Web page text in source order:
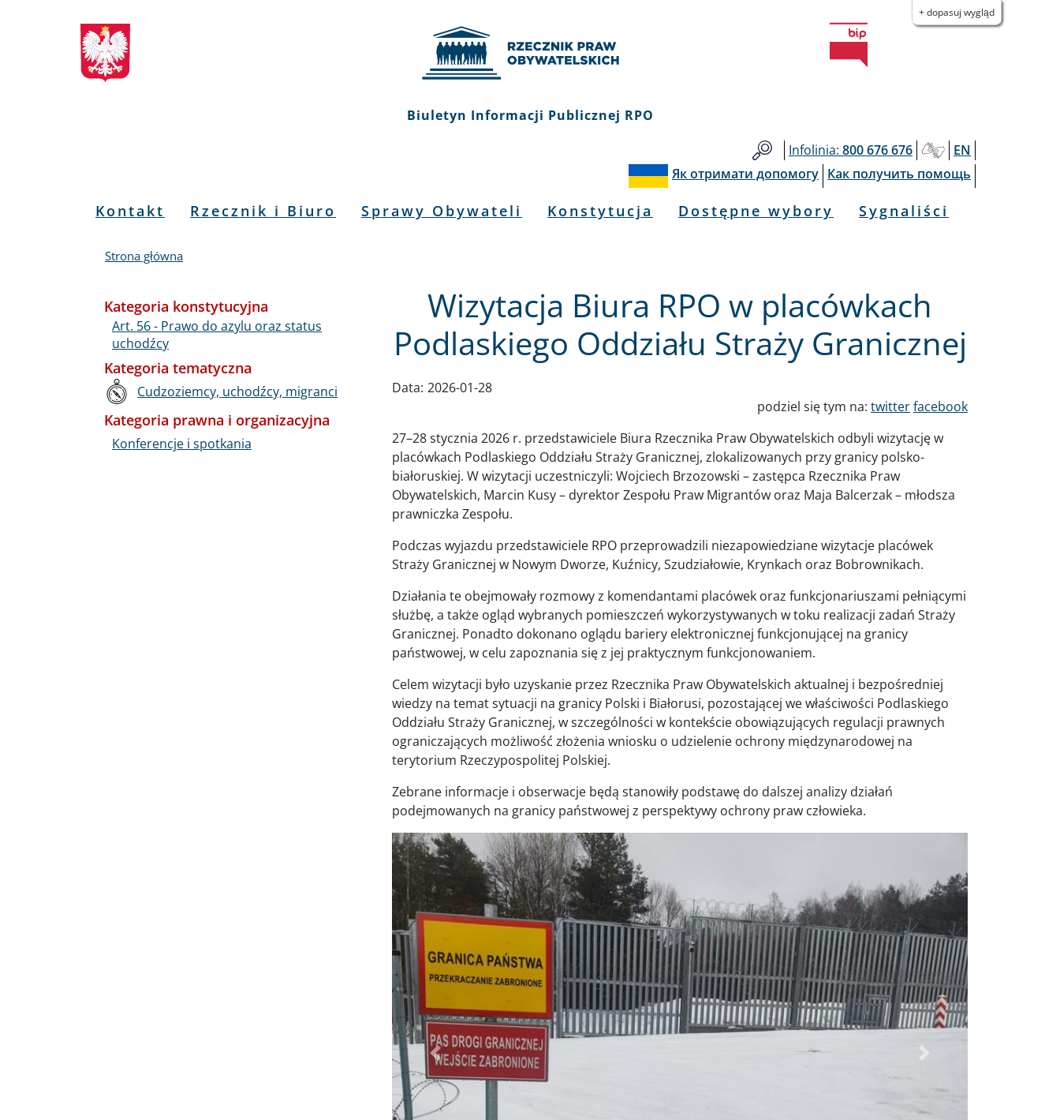
Biuletyn
Informacji
Publicznej
+ dopasuj wygląd
Biuletyn Informacji Publicznej RPO
Infolinia: 800 676 676
EN
Як отримати допомогу Как получить помощь
Menu
Kontakt Rzecznik i Biuro Sprawy Obywateli Konstytucja Dostępne wybory Sygnaliści
Strona główna
Wizytacja Biura RPO w placówkach
Podlaskiego Oddziału Straży Granicznej
Data: 2026-01-28
podziel się tym na: twitterfacebook
27–28 stycznia 2026 r. przedstawiciele Biura Rzecznika Praw Obywatelskich odbyli wizytację w
placówkach Podlaskiego Oddziału Straży Granicznej, zlokalizowanych przy granicy polsko-
białoruskiej. W wizytacji uczestniczyli: Wojciech Brzozowski – zastępca Rzecznika Praw
Obywatelskich, Marcin Kusy – dyrektor Zespołu Praw Migrantów oraz Maja Balcerzak – młodsza
prawniczka Zespołu.
Podczas wyjazdu przedstawiciele RPO przeprowadzili niezapowiedziane wizytacje placówek
Straży Granicznej w Nowym Dworze, Kuźnicy, Szudziałowie, Krynkach oraz Bobrownikach.
Działania te obejmowały rozmowy z komendantami placówek oraz funkcjonariuszami pełniącymi
służbę, a także ogląd wybranych pomieszczeń wykorzystywanych w toku realizacji zadań Straży
Granicznej. Ponadto dokonano oglądu bariery elektronicznej funkcjonującej na granicy
państwowej, w celu zapoznania się z jej praktycznym funkcjonowaniem.
Celem wizytacji było uzyskanie przez Rzecznika Praw Obywatelskich aktualnej i bezpośredniej
wiedzy na temat sytuacji na granicy Polski i Białorusi, pozostającej we właściwości Podlaskiego
Oddziału Straży Granicznej, w szczególności w kontekście obowiązujących regulacji prawnych
ograniczających możliwość złożenia wniosku o udzielenie ochrony międzynarodowej na
terytorium Rzeczypospolitej Polskiej.
Zebrane informacje i obserwacje będą stanowiły podstawę do dalszej analizy działań
podejmowanych na granicy państwowej z perspektywy ochrony praw człowieka.
Poprzednie Dalej
Kategoria konstytucyjna
Art. 56 - Prawo do azylu oraz status
uchodźcy
Kategoria tematyczna
Cudzoziemcy, uchodźcy, migranci
Kategoria prawna i organizacyjna
Konferencje i spotkania